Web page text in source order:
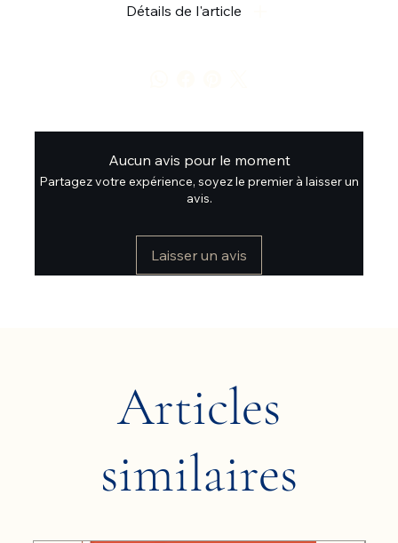
Détails de l'article
Aucun avis pour le moment
Partagez votre expérience, soyez le premier à laisser un
avis.
Laisser un avis
Articles
similaires